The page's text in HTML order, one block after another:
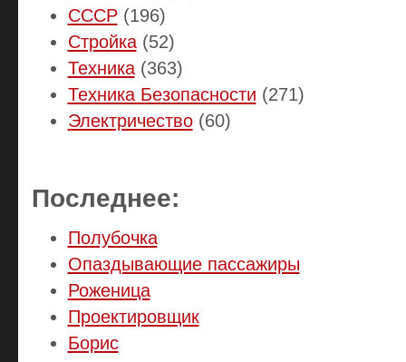
СССР(196)
Стройка(52)
Техника(363)
Техника Безопасности (271)
Электричество(60)
Последнее:
Полубочка
Опаздывающие пассажиры
Роженица
Проектировщик
Борис